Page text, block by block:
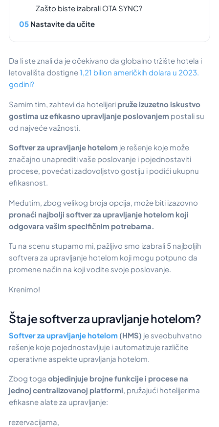
Zašto biste izabrali OTA SYNC?
Nastavite da učite
Da li ste znali da je očekivano da globalno tržište hotela i
letovališta dostigne1,21 bilion američkih dolara u 2023.
godini?
Samim tim, zahtevi da hotelijeri pruže izuzetno iskustvo
gostima uz efikasno upravljanje poslovanjem postali su
od najveće važnosti.
Softver za upravljanje hotelom je rešenje koje može
značajno unaprediti vaše poslovanje i pojednostaviti
procese, povećati zadovoljstvo gostiju i podići ukupnu
efikasnost.
Međutim, zbog velikog broja opcija, može biti izazovno
pronaći najbolji softver za upravljanje hotelom koji
odgovara vašim specifičnim potrebama.
Tu na scenu stupamo mi, pažljivo smo izabrali 5 najboljih
softvera za upravljanje hotelom koji mogu potpuno da
promene način na koji vodite svoje poslovanje.
Krenimo!
Šta je softver za upravljanje hotelom?
Softver za upravljanje hotelom (HMS) je sveobuhvatno
rešenje koje pojednostavljuje i automatizuje različite
operativne aspekte upravljanja hotelom.
Zbog toga objedinjuje brojne funkcije i procese na
jednoj centralizovanoj platformi, pružajući hotelijerima
efikasne alate za upravljanje:
rezervacijama,